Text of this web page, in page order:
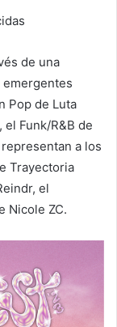
de una
emergentes
Pop de Luta
Funk/R&B de
a los
Trayectoria
el
Nicole ZC.